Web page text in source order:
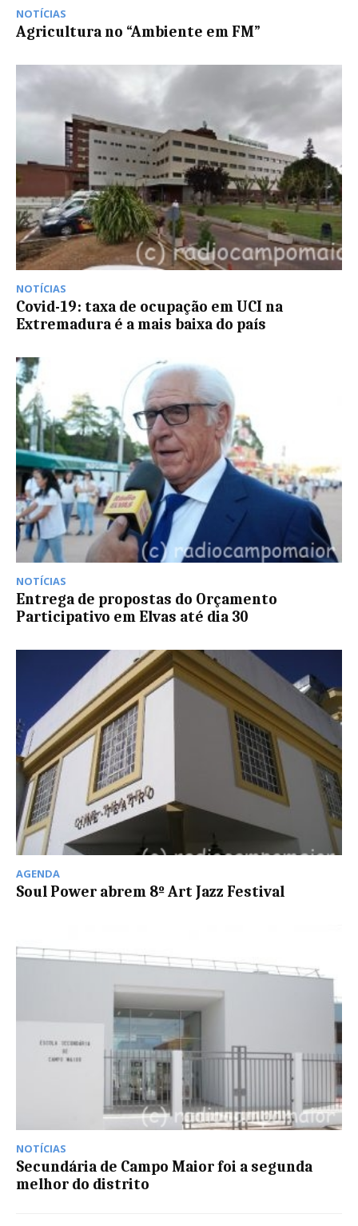
NOTÍCIAS
Agricultura no “Ambiente em FM”
NOTÍCIAS
Covid-19: taxa de ocupação em UCI na
Extremadura é a mais baixa do país
NOTÍCIAS
Entrega de propostas do Orçamento
Participativo em Elvas até dia 30
AGENDA
Soul Power abrem 8º Art Jazz Festival
NOTÍCIAS
Secundária de Campo Maior foi a segunda
melhor do distrito